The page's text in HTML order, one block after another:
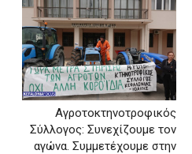
Αγροτοκτηνοτροφικός
Σύλλογος: Συνεχίζουμε τον
αγώνα. Συμμετέχουμε στην